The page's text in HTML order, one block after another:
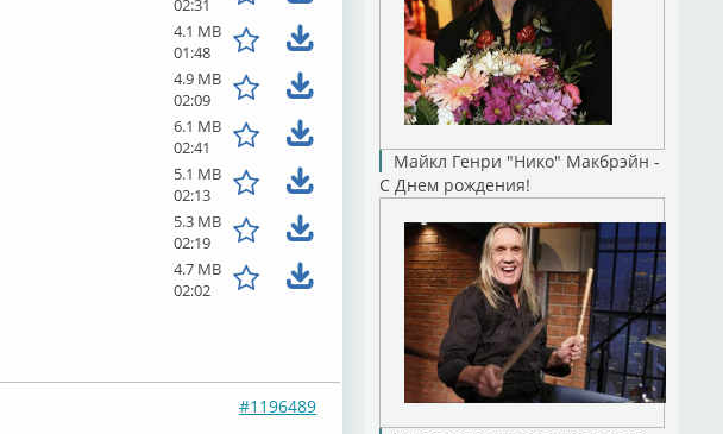
02:31
4.1 MB
01:48
4.9 MB
02:09
6.1 MB
02:41
5.1 MB
02:13
5.3 MB
02:19
4.7 MB
02:02
#1196489
Майкл Генри "Нико" Макбрэйн -
С Днем рождения!